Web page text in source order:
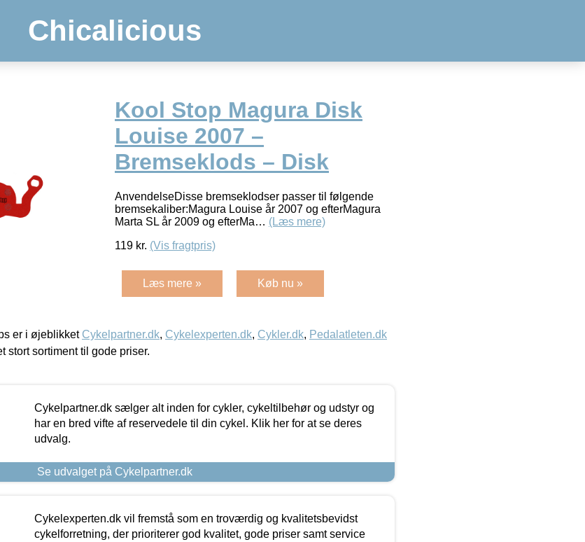
Chicalicious
Kool Stop Magura Disk
Louise 2007 –
Bremseklods – Disk
AnvendelseDisse bremseklodser passer til følgende
bremsekaliber:Magura Louise år 2007 og efterMagura
Marta SL år 2009 og efterMa… (Læs mere)
119 kr. (Vis fragtpris)
Læs mere » Køb nu »
er i øjeblikket Cykelpartner.dk, Cykelexperten.dk, Cykler.dk, Pedalatleten.dk
stort sortiment til gode priser.
Cykelpartner.dk sælger alt inden for cykler, cykeltilbehør og udstyr og
har en bred vifte af reservedele til din cykel. Klik her for at se deres
udvalg.
Se udvalget på Cykelpartner.dk
Cykelexperten.dk vil fremstå som en troværdig og kvalitetsbevidst
cykelforretning, der prioriterer god kvalitet, gode priser samt service